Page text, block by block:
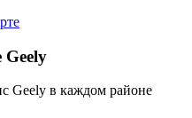
Geely
Geely в каждом районе